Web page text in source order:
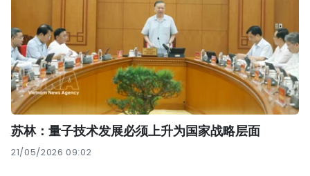
苏林：量子技术发展必须上升为国家战略层面
21/05/2026 09:02